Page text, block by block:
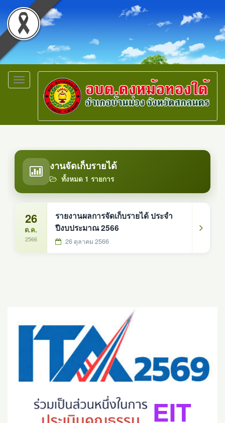
Toggle
navigation
งานจัดเก็บรายได้
ทั้งหมด 1 รายการ
26
ต.ค.
2566
รายงานผลการจัดเก็บรายได้ ประจำ
ปีงบประมาณ 2566
26 ตุลาคม 2566